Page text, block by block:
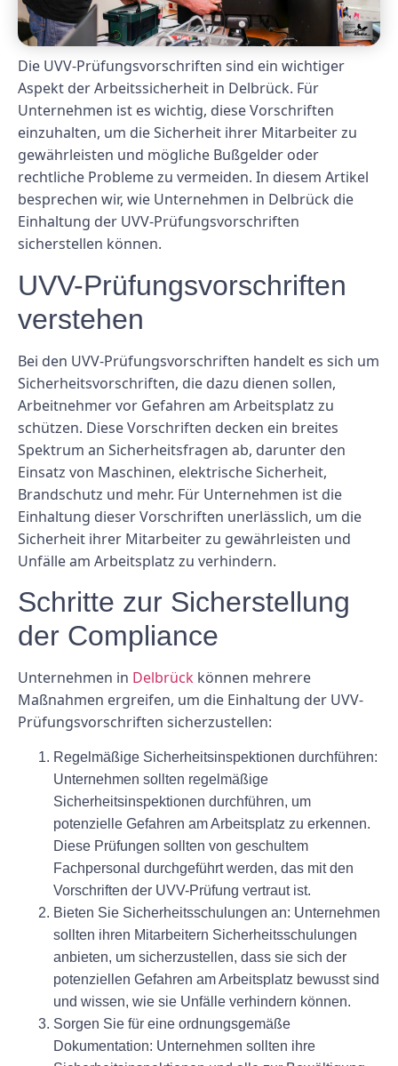
Die UVV-Prüfungsvorschriften sind ein wichtiger
Aspekt der Arbeitssicherheit in Delbrück. Für
Unternehmen ist es wichtig, diese Vorschriften
einzuhalten, um die Sicherheit ihrer Mitarbeiter zu
gewährleisten und mögliche Bußgelder oder
rechtliche Probleme zu vermeiden. In diesem Artikel
besprechen wir, wie Unternehmen in Delbrück die
Einhaltung der UVV-Prüfungsvorschriften
sicherstellen können.
UVV-Prüfungsvorschriften
verstehen
Bei den UVV-Prüfungsvorschriften handelt es sich um
Sicherheitsvorschriften, die dazu dienen sollen,
Arbeitnehmer vor Gefahren am Arbeitsplatz zu
schützen. Diese Vorschriften decken ein breites
Spektrum an Sicherheitsfragen ab, darunter den
Einsatz von Maschinen, elektrische Sicherheit,
Brandschutz und mehr. Für Unternehmen ist die
Einhaltung dieser Vorschriften unerlässlich, um die
Sicherheit ihrer Mitarbeiter zu gewährleisten und
Unfälle am Arbeitsplatz zu verhindern.
Schritte zur Sicherstellung
der Compliance
Unternehmen in Delbrück können mehrere
Maßnahmen ergreifen, um die Einhaltung der UVV-
Prüfungsvorschriften sicherzustellen:
Regelmäßige Sicherheitsinspektionen durchführen:
Unternehmen sollten regelmäßige
Sicherheitsinspektionen durchführen, um
potenzielle Gefahren am Arbeitsplatz zu erkennen.
Diese Prüfungen sollten von geschultem
Fachpersonal durchgeführt werden, das mit den
Vorschriften der UVV-Prüfung vertraut ist.
Bieten Sie Sicherheitsschulungen an: Unternehmen
sollten ihren Mitarbeitern Sicherheitsschulungen
anbieten, um sicherzustellen, dass sie sich der
potenziellen Gefahren am Arbeitsplatz bewusst sind
und wissen, wie sie Unfälle verhindern können.
Sorgen Sie für eine ordnungsgemäße
Dokumentation: Unternehmen sollten ihre